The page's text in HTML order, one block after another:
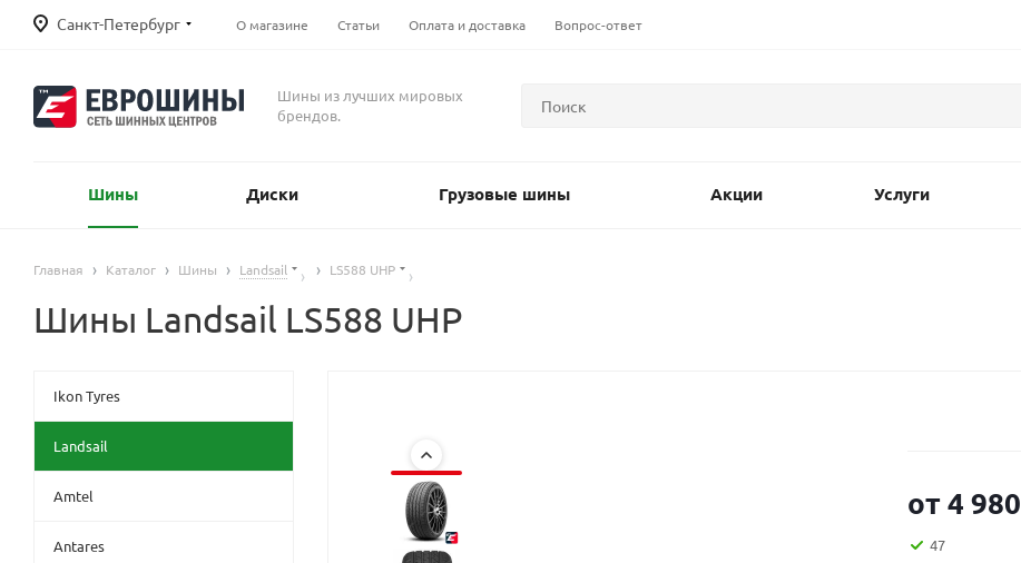
Санкт-Петербург О магазине Статьи Оплата и доставка Вопрос-ответ
Шины из лучших мировых
брендов.
Шины Диски Грузовые шины Акции Услуги
Главная Каталог Шины Landsail LS588 UHP
Шины Landsail LS588 UHP
от4 980
47
Ikon Tyres
Landsail
Amtel
Antares